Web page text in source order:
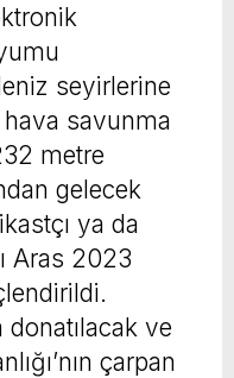
seyirlerine
savunma
metre
gelecek
ya da
Aras 2023
donatılacak ve
çarpan